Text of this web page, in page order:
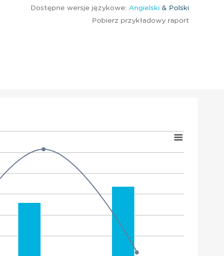
Dostępne wersje językowe: Angielski & Polski
Pobierz przykładowy raport